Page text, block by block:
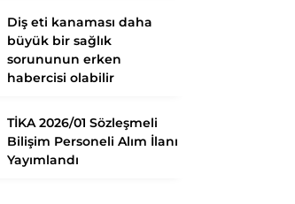
Diş eti kanaması daha
büyük bir sağlık
sorununun erken
habercisi olabilir
TİKA 2026/01 Sözleşmeli
Bilişim Personeli Alım İlanı
Yayımlandı